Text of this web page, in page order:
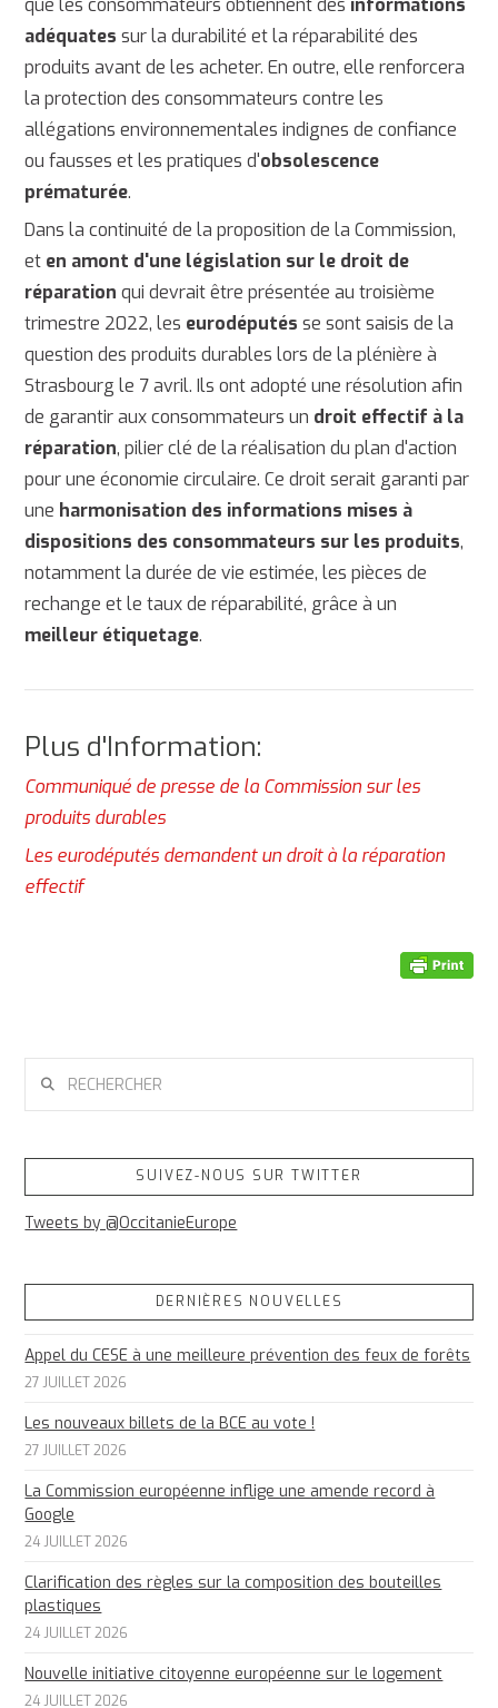
que les consommateurs obtiennent des informations
adéquates sur la durabilité et la réparabilité des
produits avant de les acheter. En outre, elle renforcera
la protection des consommateurs contre les
allégations environnementales indignes de confiance
ou fausses et les pratiques d'obsolescence
prématurée.
Dans la continuité de la proposition de la Commission,
et en amont d'une législation sur le droit de
réparation qui devrait être présentée au troisième
trimestre 2022, les eurodéputés se sont saisis de la
question des produits durables lors de la plénière à
Strasbourg le 7 avril. Ils ont adopté une résolution afin
de garantir aux consommateurs un droit effectif à la
réparation, pilier clé de la réalisation du plan d'action
pour une économie circulaire. Ce droit serait garanti par
une harmonisation des informations mises à
dispositions des consommateurs sur les produits,
notamment la durée de vie estimée, les pièces de
rechange et le taux de réparabilité, grâce à un
meilleur étiquetage.
Plus d'Information:
Communiqué de presse de la Commission sur les
produits durables
Les eurodéputés demandent un droit à la réparation
effectif
SUIVEZ-NOUS SUR TWITTER
Tweets by @OccitanieEurope
DERNIÈRES NOUVELLES
Appel du CESE à une meilleure prévention des feux de forêts
27 JUILLET 2026
Les nouveaux billets de la BCE au vote !
27 JUILLET 2026
La Commission européenne inflige une amende record à
Google
24 JUILLET 2026
Clarification des règles sur la composition des bouteilles
plastiques
24 JUILLET 2026
Nouvelle initiative citoyenne européenne sur le logement
24 JUILLET 2026